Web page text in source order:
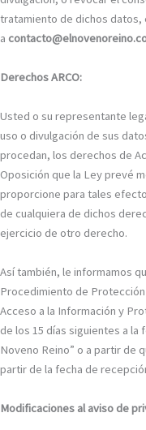
tratamiento de dichos datos,
a
Derechos ARCO:
Usted o su representante
uso o divulgación de sus
procedan, los derechos de
Oposición que la Ley prevé
proporcione para tales
de cualquiera de dichos
ejercicio de otro derecho.
Así también, le informamos
Procedimiento de
Acceso a la Información y
de los 15 días siguientes a la
Noveno Reino” o a partir de
partir de la fecha de
Modificaciones al aviso de